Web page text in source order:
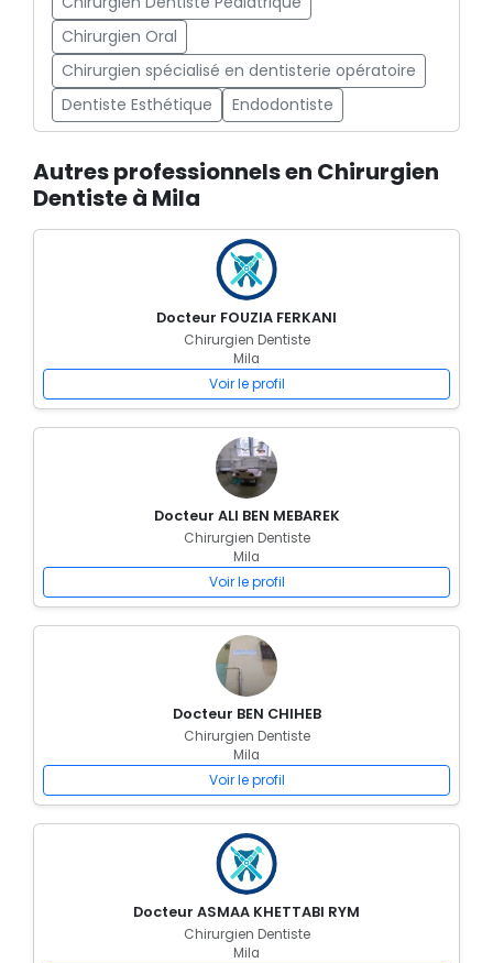
Chirurgien Oral
Chirurgien spécialisé en dentisterie opératoire
Dentiste Esthétique
Endodontiste
Autres professionnels en Chirurgien
Dentiste à Mila
Docteur FOUZIA FERKANI
Chirurgien Dentiste
Mila
Voir le profil
Docteur ALI BEN MEBAREK
Chirurgien Dentiste
Mila
Voir le profil
Docteur BEN CHIHEB
Chirurgien Dentiste
Mila
Voir le profil
Docteur ASMAA KHETTABI RYM
Chirurgien Dentiste
Mila